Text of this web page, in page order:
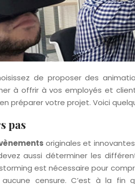
de proposer des
à offrir à vos employés et
préparer votre projet. Voici
pas
originales et
aussi déterminer les
est nécessaire pour
censure. C’est à la fin